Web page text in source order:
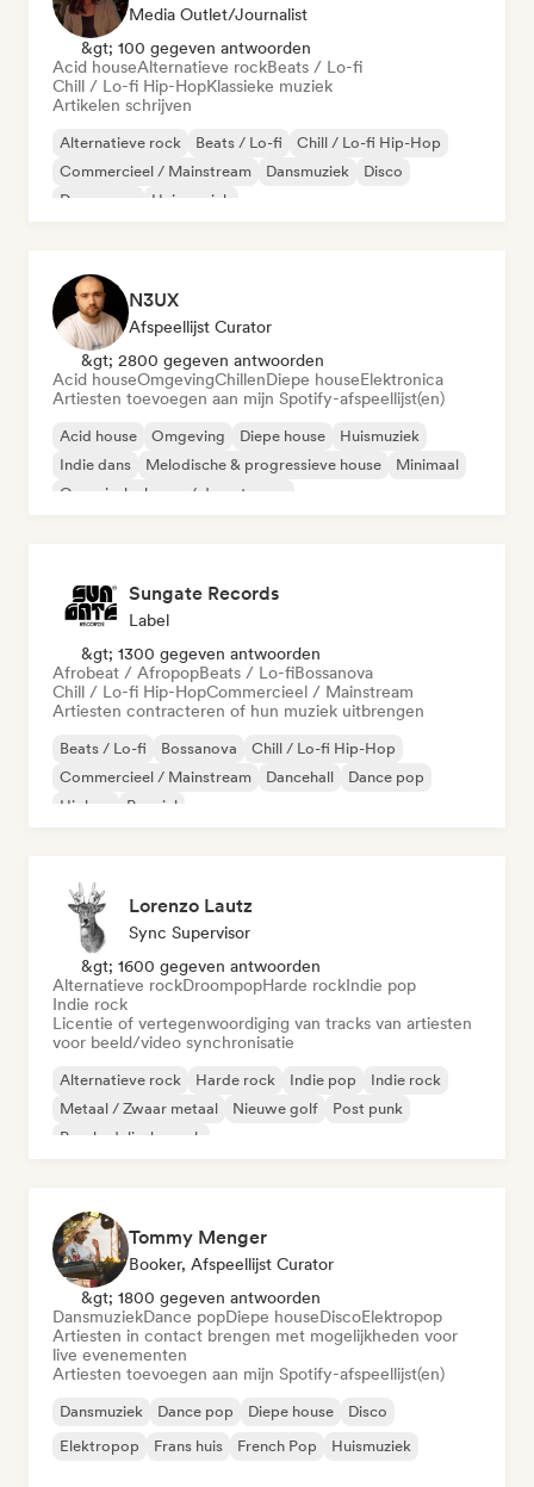
Media Outlet/Journalist
&gt; 100 gegeven antwoorden
Acid houseAlternatieve rockBeats / Lo-fi
Chill / Lo-fi Hip-HopKlassieke muziek
Artikelen schrijven
Alternatieve rock Beats / Lo-fi
Chill / Lo-fi Hip-Hop
Commercieel / Mainstream
Dansmuziek
Disco
Droompop
Huismuziek
N3UX
Afspeellijst Curator
&gt; 2800 gegeven antwoorden
Acid houseOmgevingChillenDiepe houseElektronica
Artiesten toevoegen aan mijn Spotify-afspeellijst(en)
Acid house Omgeving Diepe house
Huismuziek
Indie dans
Melodische & progressieve house
Minimaal
Organische house / downtempo
Sungate Records
Label
&gt; 1300 gegeven antwoorden
Afrobeat / AfropopBeats / Lo-fiBossanova
Chill / Lo-fi Hip-HopCommercieel / Mainstream
Artiesten contracteren of hun muziek uitbrengen
Beats / Lo-fi Bossanova
Chill / Lo-fi Hip-Hop
Commercieel / Mainstream
Dancehall
Dance pop
Hiphop
Popziel
Lorenzo Lautz
Sync Supervisor
&gt; 1600 gegeven antwoorden
Alternatieve rockDroompopHarde rockIndie pop
Indie rock
Licentie of vertegenwoordiging van tracks van artiesten
voor beeld/video synchronisatie
Alternatieve rock Harde rock Indie pop
Indie rock
Metaal / Zwaar metaal
Nieuwe golf
Post punk
Psychedelische rock
Tommy Menger
Booker, Afspeellijst Curator
&gt; 1800 gegeven antwoorden
DansmuziekDance popDiepe houseDiscoElektropop
Artiesten in contact brengen met mogelijkheden voor
live evenementen
Artiesten toevoegen aan mijn Spotify-afspeellijst(en)
Dansmuziek Dance pop Diepe house
Disco
Elektropop
Frans huis French Pop Huismuziek